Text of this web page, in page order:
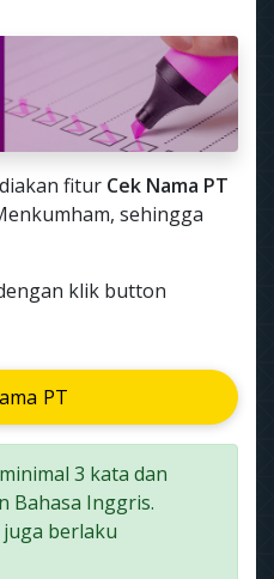
fitur Cek Nama PT
sehingga
klik button
PT
3 kata dan
Bahasa Inggris.
berlaku